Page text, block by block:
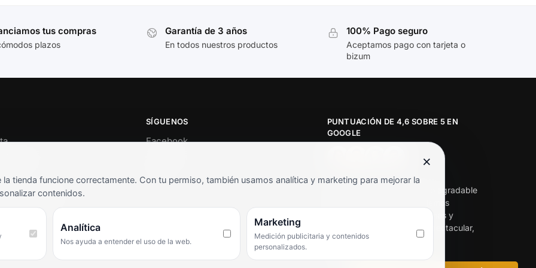
tus compras
plazos
Garantía de 3 años
En todos nuestros productos
100% Pago seguro
Aceptamos pago con tarjeta o
bizum
cliente
y condiciones
frecuentes
SÍGUENOS
Facebook
PUNTUACIÓN DE 4,6 SOBRE 5 EN
GOOGLE
★★★★★
«Servicio de calidad y trato agradable
con precios excelentes. Hemos
comprado en varias ocasiones y
siempre dan respuesta. Espectacular,
servicio de 10.»
×
tienda funcione correctamente. Con tu permiso, también usamos analítica y marketing para mejorar la
contenidos.
Analítica
Nos ayuda a entender el uso de la web.
Marketing
Medición publicitaria y contenidos
personalizados.